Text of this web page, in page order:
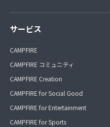
サービス
CAMPFIRE
CAMPFIRE コミュニティ
CAMPFIRE Creation
CAMPFIRE for Social Good
CAMPFIRE for Entertainment
CAMPFIRE for Sports